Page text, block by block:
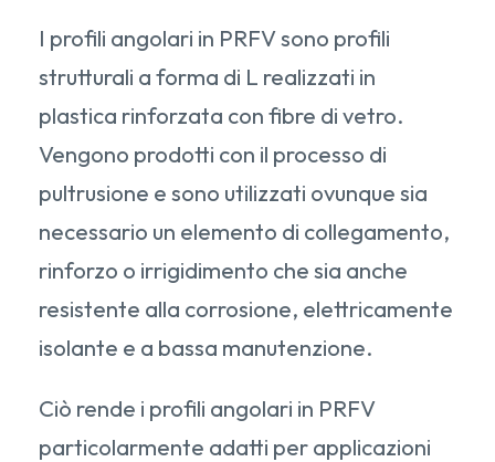
I profili angolari in PRFV sono profili
strutturali a forma di L realizzati in
plastica rinforzata con fibre di vetro.
Vengono prodotti con il processo di
pultrusione e sono utilizzati ovunque sia
necessario un elemento di collegamento,
rinforzo o irrigidimento che sia anche
resistente alla corrosione, elettricamente
isolante e a bassa manutenzione.
Ciò rende i profili angolari in PRFV
particolarmente adatti per applicazioni